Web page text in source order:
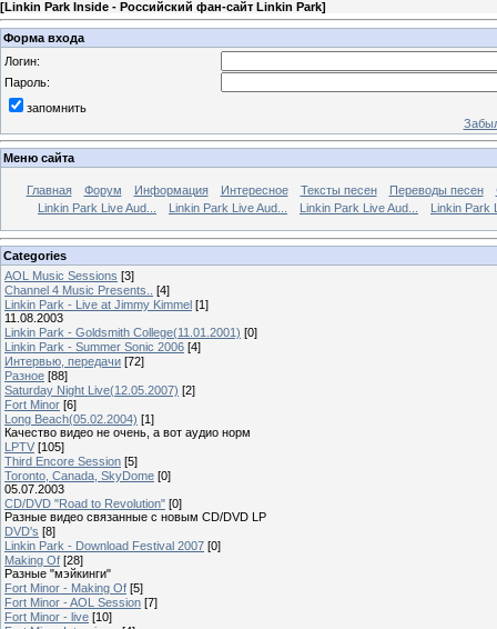
[Linkin Park Inside - Российский фан-сайт Linkin Park]
Форма входа
Логин:
Пароль:
запомнить
Меню сайта
Главная Форум Информация Интересное Тексты песен Переводы песен
Linkin Park Live Aud...
Linkin Park Live Aud... Linkin Park Live Aud... Linkin Park
Categories
AOL Music Sessions [3]
Channel 4 Music Presents..
[4]
Linkin Park - Live at Jimmy Kimmel [1]
11.08.2003
Linkin Park - Goldsmith College(11.01.2001) [0]
Linkin Park - Summer Sonic 2006 [4]
Интервью, передачи [72]
Разное [88]
Saturday Night Live(12.05.2007) [2]
Fort Minor [6]
Long Beach(05.02.2004) [1]
Качество видео не очень, а вот аудио норм
LPTV [105]
Third Encore Session [5]
Toronto, Canada, SkyDome [0]
05.07.2003
CD/DVD "Road to Revolution" [0]
Разные видео связанные с новым CD/DVD LP
DVD's [8]
Linkin Park - Download Festival 2007 [0]
Making Of [28]
Разные "мэйкинги"
Fort Minor - Making Of [5]
Fort Minor - AOL Session [7]
Fort Minor - live [10]